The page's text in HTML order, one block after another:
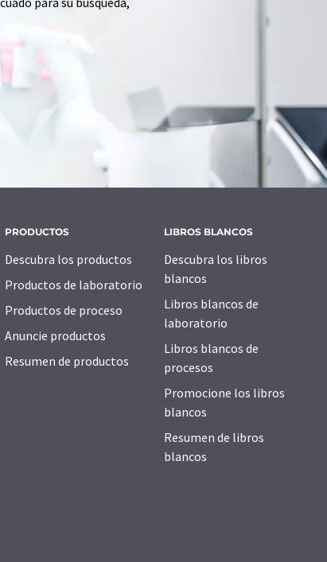
PRODUCTOS
Descubra los productos
Productos de laboratorio
Productos de proceso
Anuncie productos
Resumen de productos
LIBROS BLANCOS
Descubra los libros
blancos
Libros blancos de
laboratorio
Libros blancos de
procesos
Promocione los libros
blancos
Resumen de libros
blancos